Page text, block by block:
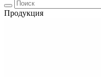
Продукция